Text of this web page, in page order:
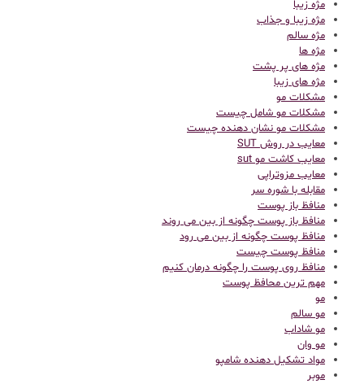
مژه زیبا
مژه زیبا و جذاب
مژه سالم
مژه ها
مژه های پر پشت
مژه های زیبا
مشکلات مو
مشکلات مو شامل چیست
مشکلات مو نشان دهنده چیست
معایب در روش SUT
معایب کاشت مو sut
معایب مزوتراپی
مقابله با شوره سر
منافظ باز پوست
منافظ باز پوست چگونه از بین می روند
منافظ پوست چگونه از بین می رود
منافظ پوست چیست
منافظ روی پوست را چگونه درمان کنیم
مهم ترین محافظ پوست
مو
مو سالم
مو شاداب
مو وان
مواد تشکیل دهنده شامپو
موبر